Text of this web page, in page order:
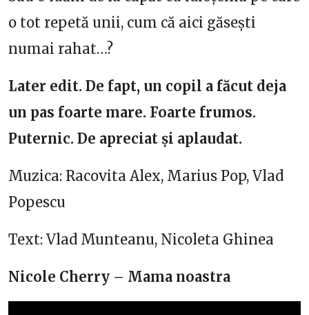
o tot repetă unii, cum că aici găsești
numai rahat…?
Later edit. De fapt, un copil a făcut deja
un pas foarte mare. Foarte frumos.
Puternic. De apreciat și aplaudat.
Muzica: Racovita Alex, Marius Pop, Vlad
Popescu
Text: Vlad Munteanu, Nicoleta Ghinea
Nicole Cherry – Mama noastra